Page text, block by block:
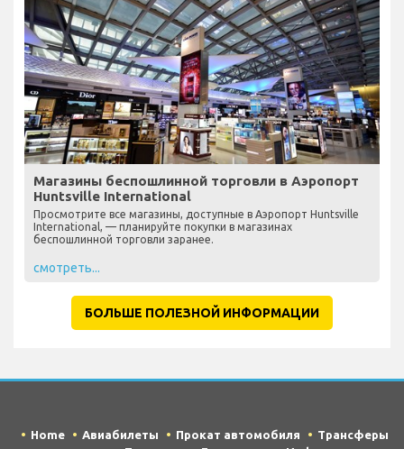
Магазины беспошлинной торговли в Аэропорт
Huntsville International
Просмотрите все магазины, доступные в Аэропорт Huntsville
International, — планируйте покупки в магазинах
беспошлинной торговли заранее.
смотреть...
БОЛЬШЕ ПОЛЕЗНОЙ ИНФОРМАЦИИ
Home Авиабилеты Прокат автомобиля
Трансферы